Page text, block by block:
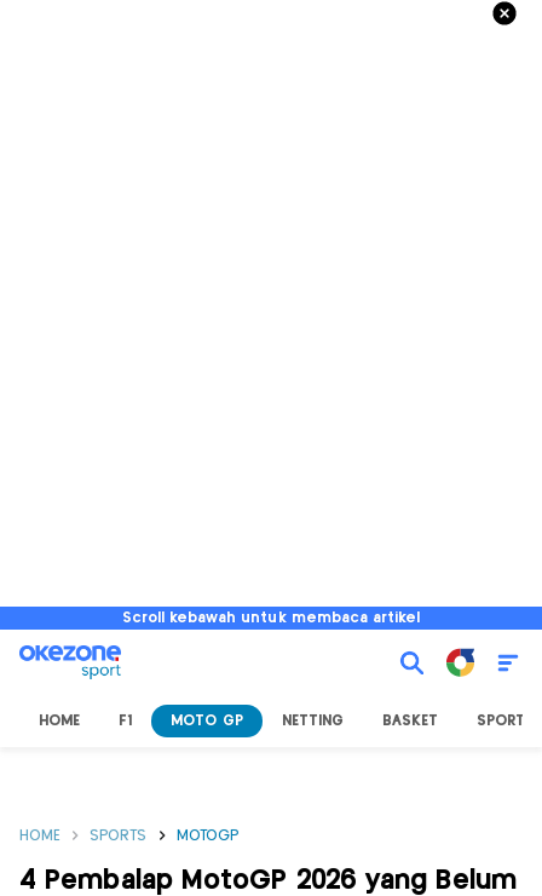
Scroll kebawah untuk membaca artikel
HOME F1 MOTO GP NETTING BASKET SPORT
HOME SPORTS MOTOGP
4 Pembalap MotoGP 2026 yang Belum